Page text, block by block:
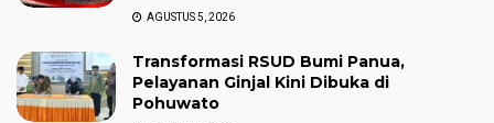
AGUSTUS 5, 2026
Transformasi RSUD Bumi Panua,
Pelayanan Ginjal Kini Dibuka di
Pohuwato